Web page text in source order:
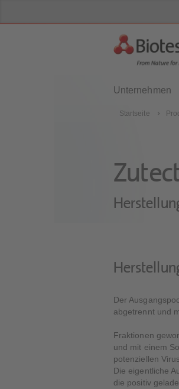
Unternehmen
Startseite
Der
abgetrennt und
Fraktionen
und mit einem
potenziellen
Die eigentliche
die positiv